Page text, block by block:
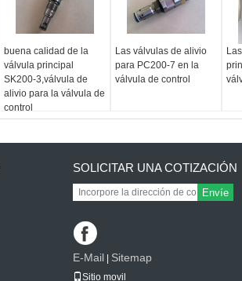
buena calidad de la
válvula principal
SK200-3,válvula de
alivio para la válvula de
control
Las válvulas de alivio
para PC200-7 en la
válvula de control
SOLICITAR UNA COTIZACIÓN
Envíe
E-Mail Sitemap
Sitio movil